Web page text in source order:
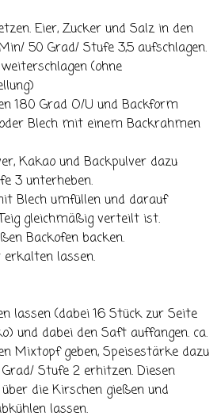
Eier, Zucker und Salz in den
50 Grad/ Stufe 3,5 aufschlagen.
(ohne
180 Grad O/U und Backform
Blech mit einem Backrahmen
Kakao und Backpulver dazu
3 unterheben.
Blech umfüllen und darauf
gleichmäßig verteilt ist.
Backofen backen.
lassen.
lassen (dabei 16 Stück zur Seite
und dabei den Saft auffangen. ca.
Mixtopf geben, Speisestärke dazu
Stufe 2 erhitzen. Diesen
die Kirschen gießen und
lassen.